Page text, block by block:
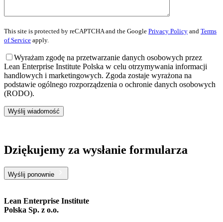
This site is protected by reCAPTCHA and the Google Privacy Policy and Terms
of Service apply.
Wyrażam zgodę na przetwarzanie danych osobowych przez
Lean Enterprise Institute Polska w celu otrzymywania informacji
handlowych i marketingowych. Zgoda zostaje wyrażona na
podstawie ogólnego rozporządzenia o ochronie danych osobowych
(RODO).
Wyślij wiadomość
Dziękujemy za wysłanie formularza
Wyślij ponownie
Lean Enterprise Institute
Polska Sp. z o.o.